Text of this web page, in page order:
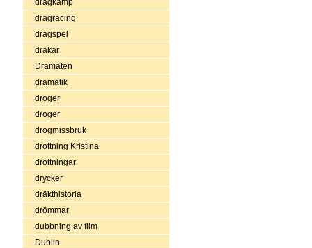
dragkamp
dragracing
dragspel
drakar
Dramaten
dramatik
droger
droger
drogmissbruk
drottning Kristina
drottningar
drycker
dräkthistoria
drömmar
dubbning av film
Dublin